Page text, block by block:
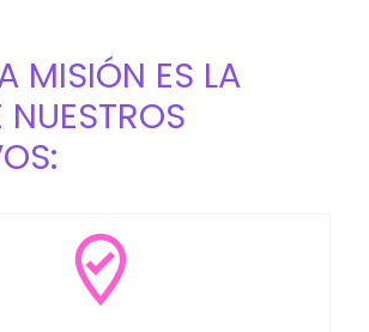
MISIÓN ES LA
NUESTROS